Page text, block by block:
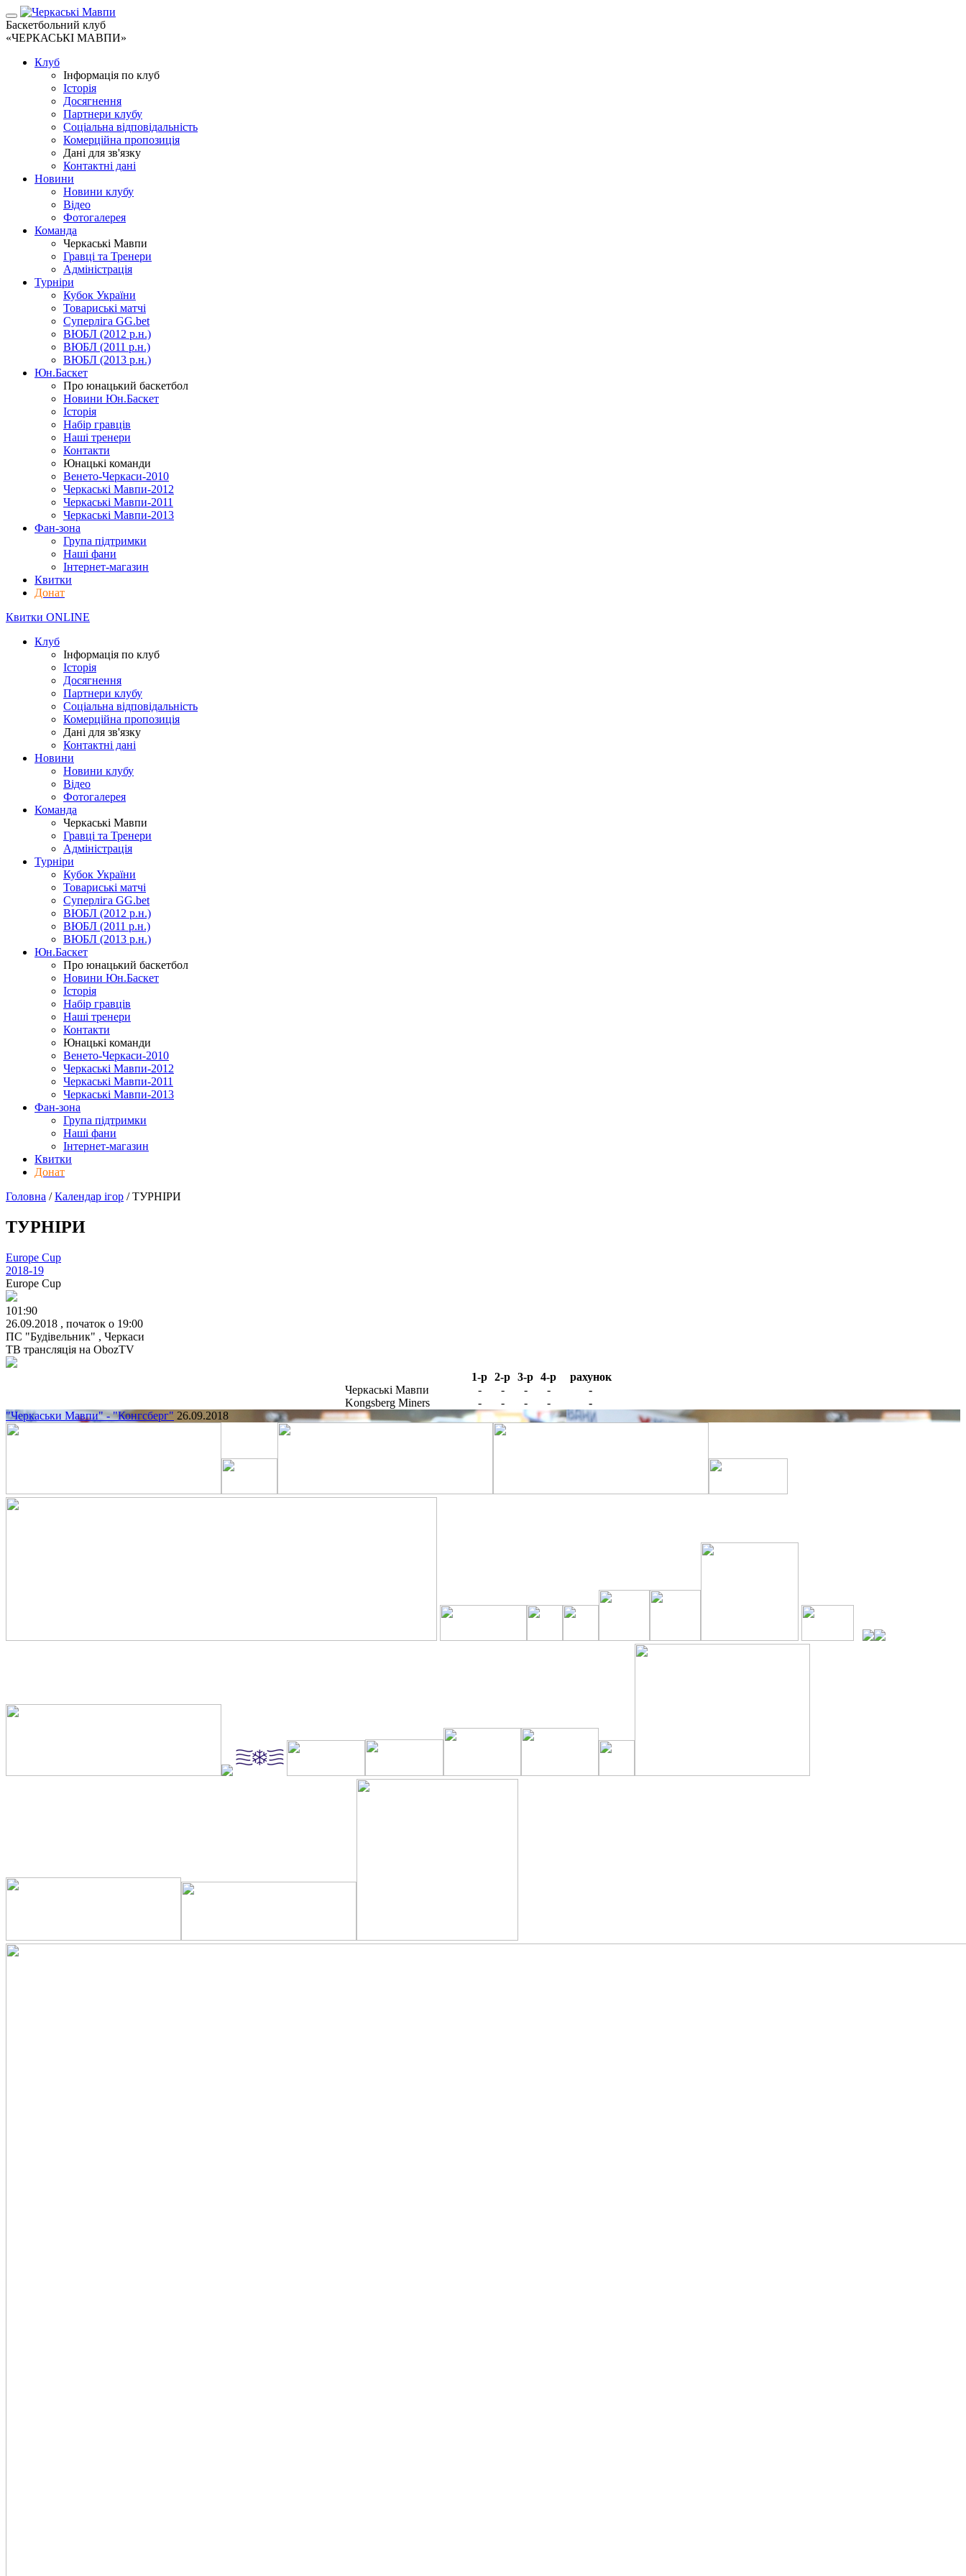
Баскетбольний клуб
«ЧЕРКАСЬКІ МАВПИ»
Клуб
Інформація по клуб
Історія
Досягнення
Партнери клубу
Соціальна відповідальність
Комерційна пропозиція
Дані для зв'язку
Контактні дані
Новини
Новини клубу
Відео
Фотогалерея
Команда
Черкаські Мавпи
Гравці та Тренери
Адміністрація
Турніри
Кубок України
Товариські матчі
Суперліга GG.bet
ВЮБЛ (2012 р.н.)
ВЮБЛ (2011 р.н.)
ВЮБЛ (2013 р.н.)
Юн.Баскет
Про юнацький баскетбол
Новини Юн.Баскет
Історія
Набір гравців
Наші тренери
Контакти
Юнацькі команди
Венето-Черкаси-2010
Черкаські Мавпи-2012
Черкаські Мавпи-2011
Черкаські Мавпи-2013
Фан-зона
Група підтримки
Наші фани
Інтернет-магазин
Квитки
Донат
Квитки ONLINE
Клуб
Інформація по клуб
Історія
Досягнення
Партнери клубу
Соціальна відповідальність
Комерційна пропозиція
Дані для зв'язку
Контактні дані
Новини
Новини клубу
Відео
Фотогалерея
Команда
Черкаські Мавпи
Гравці та Тренери
Адміністрація
Турніри
Кубок України
Товариські матчі
Суперліга GG.bet
ВЮБЛ (2012 р.н.)
ВЮБЛ (2011 р.н.)
ВЮБЛ (2013 р.н.)
Юн.Баскет
Про юнацький баскетбол
Новини Юн.Баскет
Історія
Набір гравців
Наші тренери
Контакти
Юнацькі команди
Венето-Черкаси-2010
Черкаські Мавпи-2012
Черкаські Мавпи-2011
Черкаські Мавпи-2013
Фан-зона
Група підтримки
Наші фани
Інтернет-магазин
Квитки
Донат
Головна /Календар ігор /ТУРНІРИ
ТУРНІРИ
Europe Cup
2018-19
Europe Cup
101:90
26.09.2018 , початок о 19:00
ПС "Будівельник" , Черкаси
ТВ трансляція на ObozTV
1-р 2-р 3-р 4-р
рахунок
Черкаські Мавпи
- - - -
-
Kongsberg Miners
- - - -
-
"Черкаськи Мавпи" - "Конгсберг" 26.09.2018